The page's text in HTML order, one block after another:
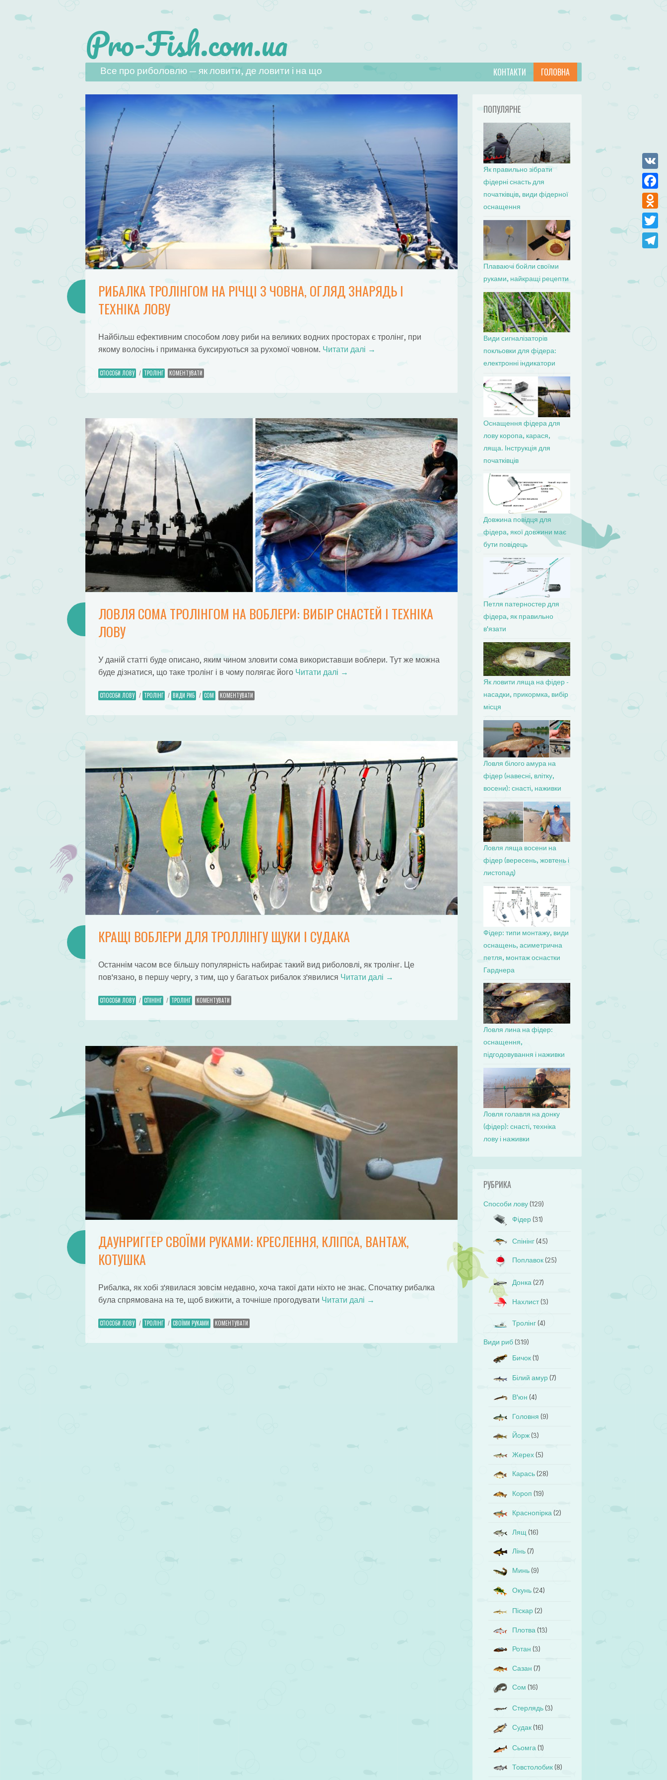
Pro-Fish.com.ua
Все про риболовлю — як ловити, де ловити і на що
Наверх ГОЛОВНА
КОНТАКТИ
РИБАЛКА ТРОЛІНГОМ НА РІЧЦІ З ЧОВНА, ОГЛЯД ЗНАРЯДЬ І
ТЕХНІКА ЛОВУ
Найбільш ефективним способом лову риби на великих водних просторах є тролінг, при
якому волосінь і приманка буксируються за рухомої човном. Читати далі →
СПОСОБИ ЛОВУ / ТРОЛІНГ КОМЕНТУВАТИ
ЛОВЛЯ СОМА ТРОЛІНГОМ НА ВОБЛЕРИ: ВИБІР СНАСТЕЙ І ТЕХНІКА
ЛОВУ
У даній статті буде описано, яким чином зловити сома використавши воблери. Тут же можна
буде дізнатися, що таке тролінг і в чому полягає йогоЧитати далі →
СПОСОБИ ЛОВУ / ТРОЛІНГ / ВИДИ РИБ / СОМ КОМЕНТУВАТИ
КРАЩІ ВОБЛЕРИ ДЛЯ ТРОЛЛІНГУ ЩУКИ І СУДАКА
Останнім часом все більшу популярність набирає такий вид риболовлі, як тролінг. Це
пов'язано, в першу чергу, з тим, що у багатьох рибалок з'явилися Читати далі →
СПОСОБИ ЛОВУ / СПІНІНГ / ТРОЛІНГ КОМЕНТУВАТИ
ДАУНРИГГЕР СВОЇМИ РУКАМИ: КРЕСЛЕННЯ, КЛІПСА, ВАНТАЖ,
КОТУШКА
Рибалка, як хобі з'явилася зовсім недавно, хоча такої дати ніхто не знає. Спочатку рибалка
була спрямована на те, щоб вижити, а точніше прогодувати Читати далі →
СПОСОБИ ЛОВУ / ТРОЛІНГ / СВОЇМИ РУКАМИ КОМЕНТУВАТИ
ПОПУЛЯРНЕ
Як правильно зібрати
фідерні снасть для
початківців, види фідерної
оснащення
Плаваючі бойли своїми
руками, найкращі рецепти
Види сигналізаторів
покльовки для фідера:
електронні індикатори
Оснащення фідера для
лову коропа, карася,
ляща. Інструкція для
початківців
Довжина повідця для
фідера, якої довжини має
бути повідець
Петля патерностер для
фідера, як правильно
в'язати
Як ловити ляща на фідер -
насадки, прикормка, вибір
місця
Ловля білого амура на
фідер (навесні, влітку,
восени): снасті, наживки
Ловля ляща восени на
фідер (вересень, жовтень і
листопад)
Фідер: типи монтажу, види
оснащень, асиметрична
петля, монтаж оснастки
Гарднера
Ловля лина на фідер:
оснащення,
підгодовування і наживки
Ловля голавля на донку
(фідер): снасті, техніка
лову і наживки
РУБРИКА
Способи лову (129)
Фідер (31)
Спінінг (45)
Поплавок (25)
Донка (27)
Нахлист(3)
Тролінг (4)
Види риб (319)
Бичок (1)
Білий амур (7)
В'юн (4)
Головня (9)
Йорж (3)
Жерех (5)
Карась (28)
Короп (19)
Краснопірка (2)
Лящ (16)
Лінь (7)
Минь (9)
Окунь (24)
Піскар (2)
Плотва (13)
Ротан (3)
Сазан (7)
Сом (16)
Стерлядь (3)
Судак (16)
Сьомга (1)
Товстолобик (8)
VK
Twitter